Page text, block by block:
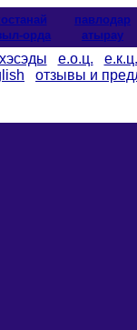
павлодар
орда атырау
хэсэды е.о.ц. е.к.ц.
отзывы и